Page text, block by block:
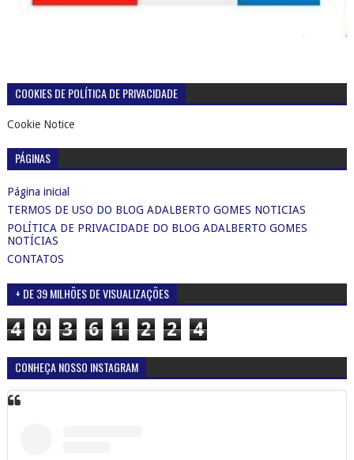
COOKIES DE POLÍTICA DE PRIVACIDADE
Cookie Notice
PÁGINAS
Página inicial
TERMOS DE USO DO BLOG ADALBERTO GOMES NOTICIAS
POLÍTICA DE PRIVACIDADE DO BLOG ADALBERTO GOMES
NOTÍCIAS
CONTATOS
+ DE 39 MILHÕES DE VISUALIZAÇÕES
4 0 3 6 1 2 2 4
CONHEÇA NOSSO INSTAGRAM